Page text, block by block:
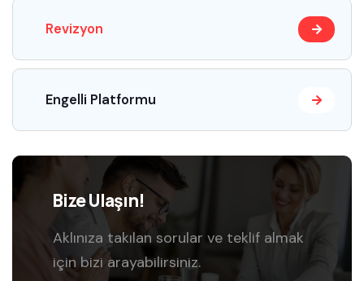
Revizyon
Engelli Platformu
Bize Ulaşın!
Aklınıza takılan sorular ve teklif almak
için bizi arayabilirsiniz.